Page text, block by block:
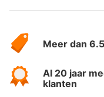
HotelSpecials
Meer dan
Al 20 jaar
klanten